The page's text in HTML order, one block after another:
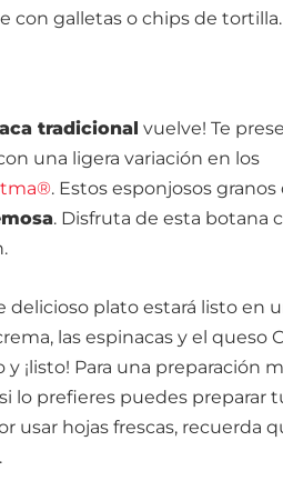
con galletas o chips de tortilla.
tradicional vuelve! Te
una ligera variación en los
. Estos esponjosos granos
. Disfruta de esta botana
delicioso plato estará listo en
las espinacas y el queso
¡listo! Para una preparación
lo prefieres puedes preparar
usar hojas frescas, recuerda